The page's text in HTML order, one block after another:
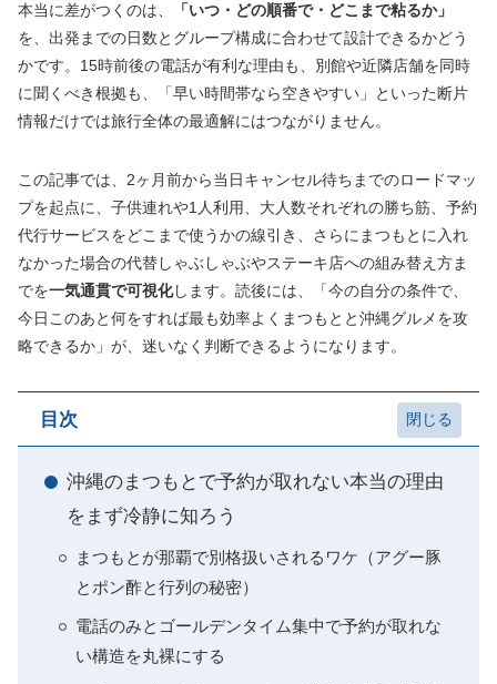
本当に差がつくのは、
「いつ・どの順番で・どこまで粘るか」
を、出発までの日数とグループ構成に合わせて設計できるかどう
かです。15時前後の電話が有利な理由も、別館や近隣店舗を同時
に聞くべき根拠も、「早い時間帯なら空きやすい」といった断片
情報だけでは旅行全体の最適解にはつながりません。
この記事では、2ヶ月前から当日キャンセル待ちまでのロードマッ
プを起点に、子供連れや1人利用、大人数それぞれの勝ち筋、予約
代行サービスをどこまで使うかの線引き、さらにまつもとに入れ
なかった場合の代替しゃぶしゃぶやステーキ店への組み替え方ま
でを一気通貫で可視化します。読後には、「今の自分の条件で、
今日このあと何をすれば最も効率よくまつもとと沖縄グルメを攻
略できるか」が、迷いなく判断できるようになります。
目次
沖縄のまつもとで予約が取れない本当の理由
をまず冷静に知ろう
まつもとが那覇で別格扱いされるワケ（アグー豚
とポン酢と行列の秘密）
電話のみとゴールデンタイム集中で予約が取れな
い構造を丸裸にする